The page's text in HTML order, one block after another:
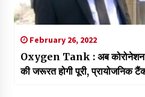
February 26, 2022
Oxygen Tank : अब कोरोनेशन
की जरूरत होगी पूरी, प्रायोजनिक